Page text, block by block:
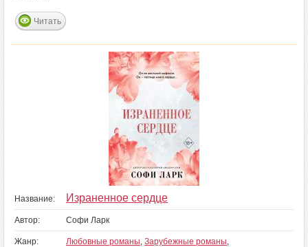
Читать
Название: Израненное сердце
Автор: Софи Ларк
Жанр: Любовные романы, Зарубежные романы,